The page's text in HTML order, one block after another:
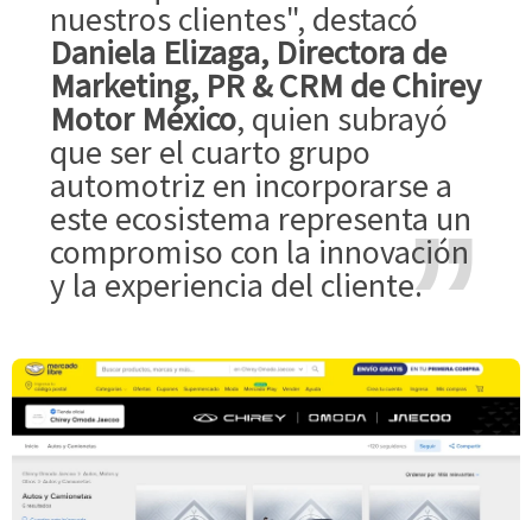
nuestros clientes", destacó
Daniela Elizaga, Directora de
Marketing, PR & CRM de Chirey
Motor México, quien subrayó
que ser el cuarto grupo
automotriz en incorporarse a
este ecosistema representa un
compromiso con la innovación
y la experiencia del cliente.